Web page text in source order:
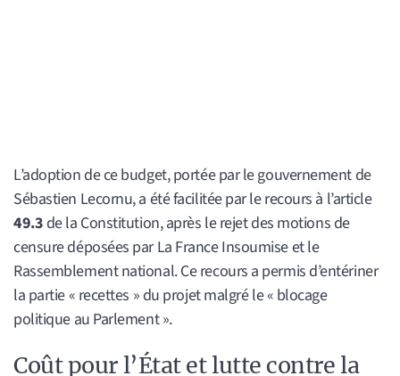
L’adoption de ce budget, portée par le gouvernement de
Sébastien Lecornu, a été facilitée par le recours à l’article
49.3 de la Constitution, après le rejet des motions de
censure déposées par La France Insoumise et le
Rassemblement national. Ce recours a permis d’entériner
la partie « recettes » du projet malgré le « blocage
politique au Parlement ».
Coût pour l’État et lutte contre la